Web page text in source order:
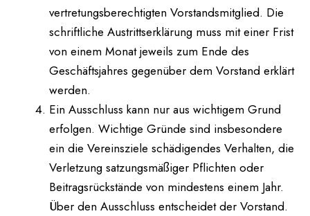
vertretungsberechtigten Vorstandsmitglied. Die
schriftliche Austrittserklärung muss mit einer Frist
von einem Monat jeweils zum Ende des
Geschäftsjahres gegenüber dem Vorstand erklärt
werden.
Ein Ausschluss kann nur aus wichtigem Grund
erfolgen. Wichtige Gründe sind insbesondere
ein die Vereinsziele schädigendes Verhalten, die
Verletzung satzungsmäßiger Pflichten oder
Beitragsrückstände von mindestens einem Jahr.
Über den Ausschluss entscheidet der Vorstand.